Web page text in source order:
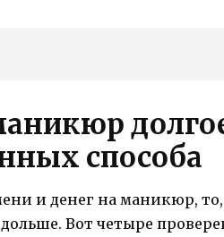
способа
и денег на маникюр,
Вот четыре